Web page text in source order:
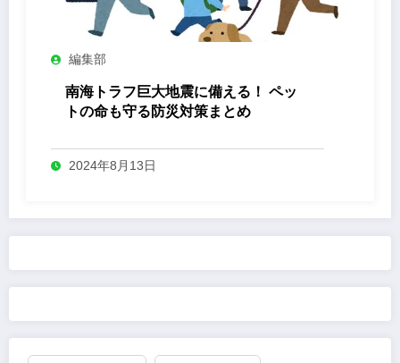
編集部
南海トラフ巨大地震に備える！ ペッ
トの命も守る防災対策まとめ
2024年8月13日